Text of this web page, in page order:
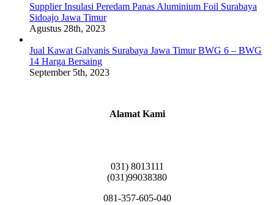
Supplier Insulasi Peredam Panas Aluminium Foil Surabaya
Sidoajo Jawa Timur
Agustus 28th, 2023
Jual Kawat Galvanis Surabaya Jawa Timur BWG 6 – BWG
14 Harga Bersaing
September 5th, 2023
Alamat Kami
031) 8013111
(031)99038380
081-357-605-040